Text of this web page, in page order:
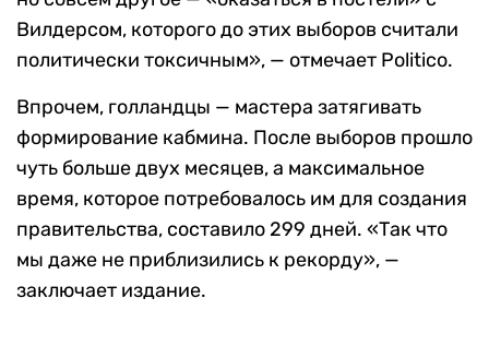
Вилдерсом, которого до этих выборов считали
политически токсичным», — отмечает Politico.
Впрочем, голландцы — мастера затягивать
формирование кабмина. После выборов прошло
чуть больше двух месяцев, а максимальное
время, которое потребовалось им для создания
правительства, составило 299 дней. «Так что
мы даже не приблизились к рекорду», —
заключает издание.